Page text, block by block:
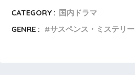
CATEGORY : 国内ドラマ
GENRE :
サスペンス・ミステリー